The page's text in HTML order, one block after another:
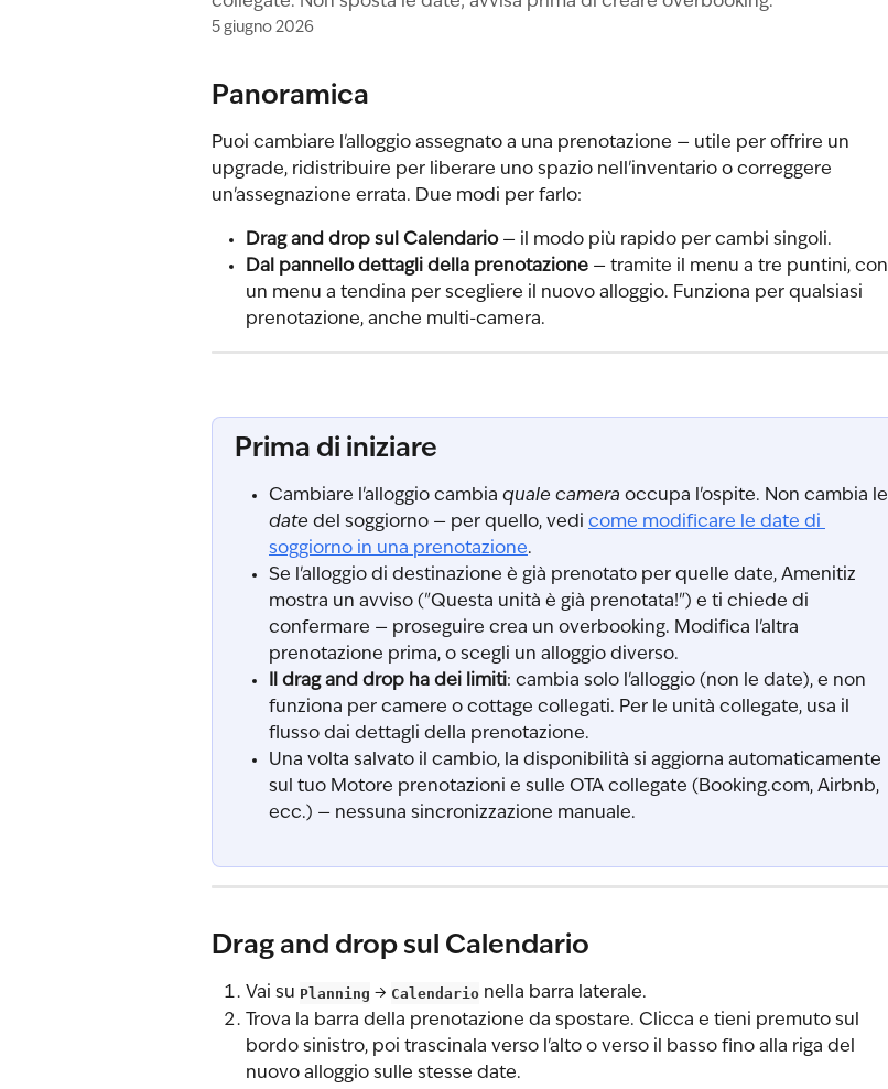
5 giugno 2026
Panoramica
Puoi cambiare l'alloggio assegnato a una prenotazione — utile per offrire un
upgrade, ridistribuire per liberare uno spazio nell'inventario o correggere
un'assegnazione errata. Due modi per farlo:
Drag and drop sul Calendario — il modo più rapido per cambi singoli.
Dal pannello dettagli della prenotazione — tramite il menu a tre puntini, con
un menu a tendina per scegliere il nuovo alloggio. Funziona per qualsiasi
prenotazione, anche multi-camera.
Prima di iniziare
Cambiare l'alloggio cambia quale camera occupa l'ospite. Non cambia le
date del soggiorno — per quello, vedi come modificare le date di
soggiorno in una prenotazione.
Se l'alloggio di destinazione è già prenotato per quelle date, Amenitiz
mostra un avviso ("Questa unità è già prenotata!") e ti chiede di
confermare — proseguire crea un overbooking. Modifica l'altra
prenotazione prima, o scegli un alloggio diverso.
Il drag and drop ha dei limiti: cambia solo l'alloggio (non le date), e non
funziona per camere o cottage collegati. Per le unità collegate, usa il
flusso dai dettagli della prenotazione.
Una volta salvato il cambio, la disponibilità si aggiorna automaticamente
sul tuo Motore prenotazioni e sulle OTA collegate (Booking.com, Airbnb,
ecc.) — nessuna sincronizzazione manuale.
Drag and drop sul Calendario
Vai su Planning → Calendario nella barra laterale.
Trova la barra della prenotazione da spostare. Clicca e tieni premuto sul
bordo sinistro, poi trascinala verso l'alto o verso il basso fino alla riga del
nuovo alloggio sulle stesse date.